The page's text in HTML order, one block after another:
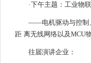
·下午主题：工业物
——电机驱动与控制
距 离无线网络以及MCU
往届演讲企业：